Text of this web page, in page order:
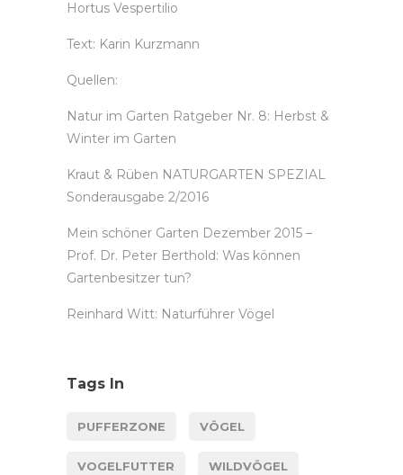
Hortus Vespertilio
Text: Karin Kurzmann
Quellen:
Natur im Garten Ratgeber Nr. 8: Herbst &
Winter im Garten
Kraut & Rüben NATURGARTEN SPEZIAL
Sonderausgabe 2/2016
Mein schöner Garten Dezember 2015 –
Prof. Dr. Peter Berthold: Was können
Gartenbesitzer tun?
Reinhard Witt: Naturführer Vögel
Tags In
PUFFERZONE VÖGEL
VOGELFUTTER WILDVÖGEL